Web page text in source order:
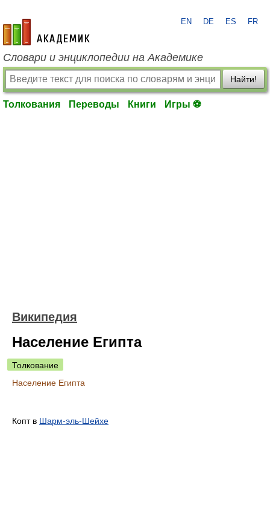
academic.ru
EN DE ES FR
Словари и энциклопедии на Академике
Найти!
Толкования Переводы Книги Игры ⚽
Википедия
Население Египта
Толкование
Население Египта
Копт в Шарм-эль-Шейхе